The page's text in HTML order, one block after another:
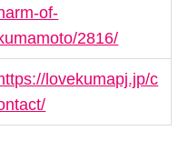
of-
2816/
lovekumapj.jp/c